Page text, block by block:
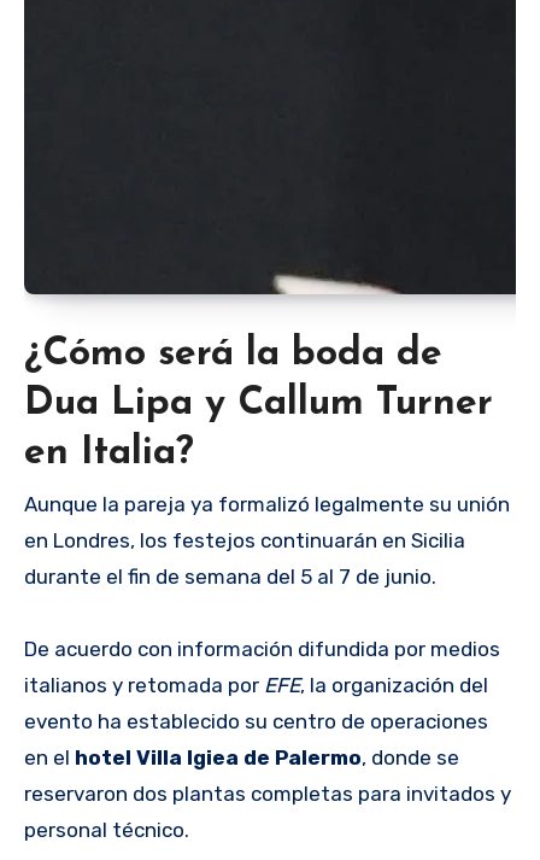
¿Cómo será la boda de
Dua Lipa y Callum Turner
en Italia?
Aunque la pareja ya formalizó legalmente su unión
en Londres, los festejos continuarán en Sicilia
durante el fin de semana del 5 al 7 de junio.
De acuerdo con información difundida por medios
italianos y retomada por EFE, la organización del
evento ha establecido su centro de operaciones
en el hotel Villa Igiea de Palermo, donde se
reservaron dos plantas completas para invitados y
personal técnico.